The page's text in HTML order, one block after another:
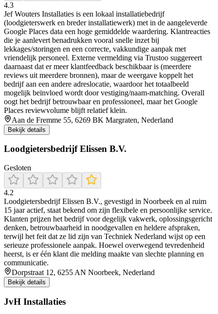
4.3
Jef Wouters Installaties is een lokaal installatiebedrijf
(loodgieterswerk en breder installatiewerk) met in de aangeleverde
Google Places data een hoge gemiddelde waardering. Klantreacties
die je aanlevert benadrukken vooral snelle inzet bij
lekkages/storingen en een correcte, vakkundige aanpak met
vriendelijk personeel. Externe vermelding via Trustoo suggereert
daarnaast dat er meer klantfeedback beschikbaar is (meerdere
reviews uit meerdere bronnen), maar de weergave koppelt het
bedrijf aan een andere adreslocatie, waardoor het totaalbeeld
mogelijk beïnvloed wordt door vestiging/naam-matching. Overall
oogt het bedrijf betrouwbaar en professioneel, maar het Google
Places reviewvolume blijft relatief klein.
Aan de Fremme 55, 6269 BK Margraten, Nederland
Bekijk details
Loodgietersbedrijf Elissen B.V.
Gesloten
4.2
Loodgietersbedrijf Elissen B.V., gevestigd in Noorbeek en al ruim
15 jaar actief, staat bekend om zijn flexibele en persoonlijke service.
Klanten prijzen het bedrijf voor degelijk vakwerk, oplossingsgericht
denken, betrouwbaarheid in noodgevallen en heldere afspraken,
terwijl het feit dat ze lid zijn van Techniek Nederland wijst op een
serieuze professionele aanpak. Hoewel overwegend tevredenheid
heerst, is er één klant die melding maakte van slechte planning en
communicatie.
Dorpstraat 12, 6255 AN Noorbeek, Nederland
Bekijk details
JvH Installaties